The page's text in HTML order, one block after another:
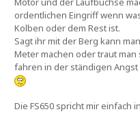
ordentlichen Eingriff wenn
Kolben oder dem Rest ist.
Sagt ihr mit der Berg kann
Meter machen oder traut
fahren in der ständigen
Die FS650 spricht mir einfach